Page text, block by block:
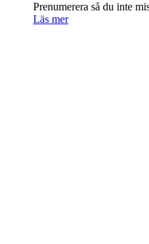
Prenumerera så du inte
Läs mer